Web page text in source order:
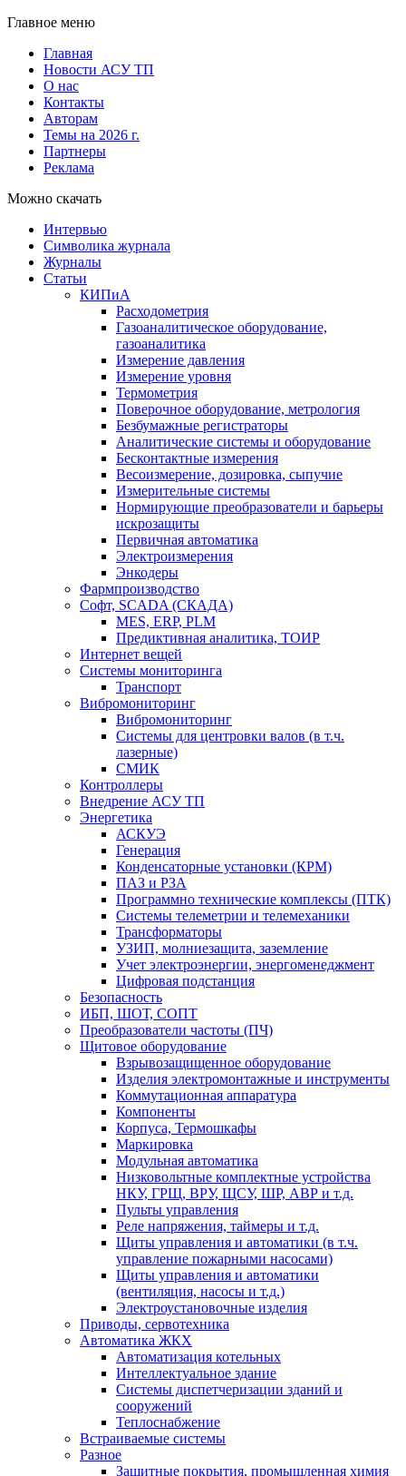
Главное меню
Главная
Новости АСУ ТП
О нас
Контакты
Авторам
Темы на 2026 г.
Партнеры
Реклама
Можно скачать
Интервью
Символика журнала
Журналы
Статьи
КИПиА
Расходометрия
Газоаналитическое оборудование,
газоаналитика
Измерение давления
Измерение уровня
Термометрия
Поверочное оборудование, метрология
Безбумажные регистраторы
Аналитические системы и оборудование
Бесконтактные измерения
Весоизмерение, дозировка, сыпучие
Измерительные системы
Нормирующие преобразователи и барьеры
искрозащиты
Первичная автоматика
Электроизмерения
Энкодеры
Фармпроизводство
Софт, SCADA (СКАДА)
MES, ERP, PLM
Предиктивная аналитика, ТОИР
Интернет вещей
Системы мониторинга
Транспорт
Вибромониторинг
Вибромониторинг
Системы для центровки валов (в т.ч.
лазерные)
СМИК
Контроллеры
Внедрение АСУ ТП
Энергетика
АСКУЭ
Генерация
Конденсаторные установки (КРМ)
ПАЗ и РЗА
Программно технические комплексы (ПТК)
Системы телеметрии и телемеханики
Трансформаторы
УЗИП, молниезащита, заземление
Учет электроэнергии, энергоменеджмент
Цифровая подстанция
Безопасность
ИБП, ШОТ, СОПТ
Преобразователи частоты (ПЧ)
Щитовое оборудование
Взрывозащищенное оборудование
Изделия электромонтажные и инструменты
Коммутационная аппаратура
Компоненты
Корпуса, Термошкафы
Маркировка
Модульная автоматика
Низковольтные комплектные устройства
НКУ, ГРЩ, ВРУ, ЩСУ, ШР, АВР и т.д.
Пульты управления
Реле напряжения, таймеры и т.д.
Щиты управления и автоматики (в т.ч.
управление пожарными насосами)
Щиты управления и автоматики
(вентиляция, насосы и т.д.)
Электроустановочные изделия
Приводы, сервотехника
Автоматика ЖКХ
Автоматизация котельных
Интеллектуальное здание
Системы диспетчеризации зданий и
сооружений
Теплоснабжение
Встраиваемые системы
Разное
Защитные покрытия, промышленная химия